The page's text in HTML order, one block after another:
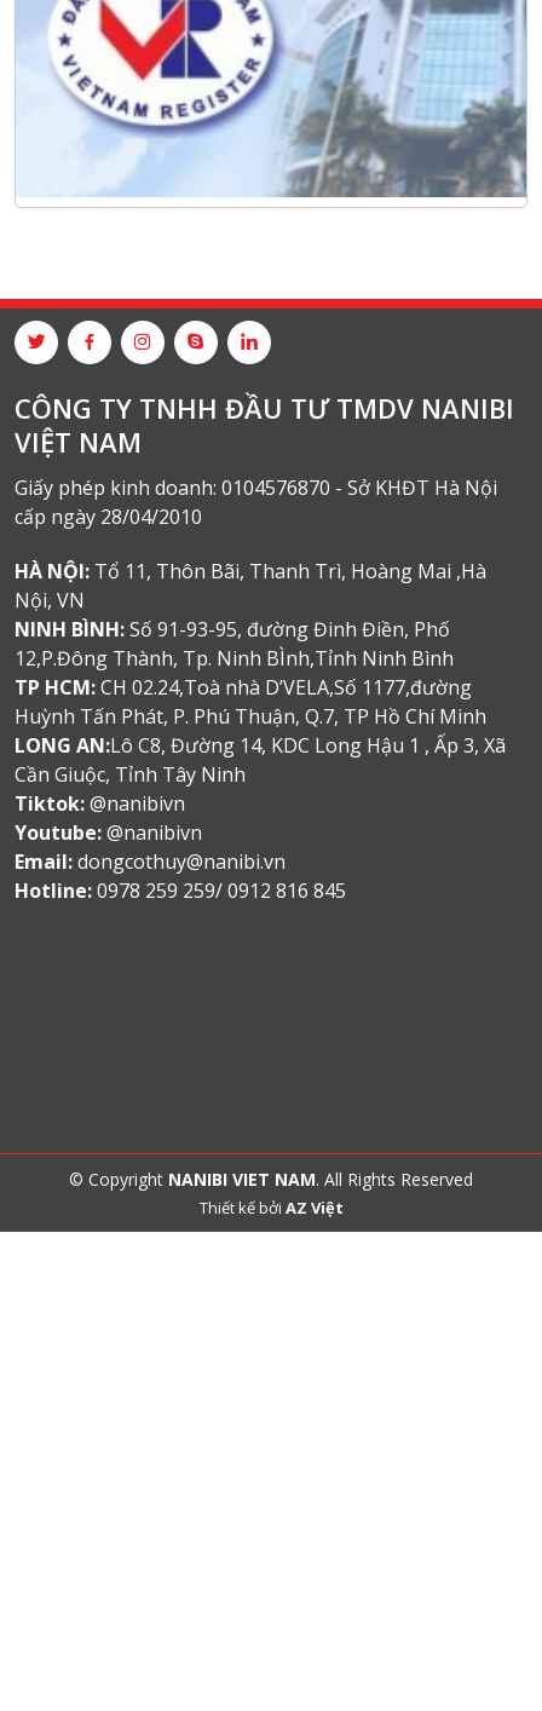
CÔNG TY TNHH ĐẦU TƯ TMDV NANIBI
VIỆT NAM
Giấy phép kinh doanh: 0104576870 - Sở KHĐT Hà Nội
cấp ngày 28/04/2010
HÀ NỘI: Tổ 11, Thôn Bãi, Thanh Trì, Hoàng Mai ,Hà
Nội, VN
NINH BÌNH:Số 91-93-95, đường Đinh Điền, Phố
12,P.Đông Thành, Tp. Ninh BÌnh,Tỉnh Ninh Bình
TP HCM:CH 02.24,Toà nhà D’VELA,Số 1177,đường
Huỳnh Tấn Phát, P. Phú Thuận, Q.7, TP Hồ Chí Minh
LONG AN:Lô C8, Đường 14, KDC Long Hậu 1 , Ấp 3, Xã
Cần Giuộc, Tỉnh Tây Ninh
Tiktok:@nanibivn
Youtube:@nanibivn
Email:dongcothuy@nanibi.vn
Hotline:0978 259 259/ 0912 816 845
© Copyright NANIBI VIET NAM. All Rights Reserved
Thiết kế bởi AZ Việt